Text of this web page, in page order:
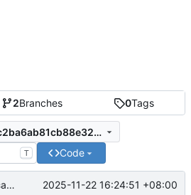
2Branches 0Tags
557e2ba5a02a1cf2ac2ba6ab81cb88e32a1dfd95
T Code
Удалены и заигнорированы сгенерированные файлы сайта 2025-11-22 16:24:51 +08:00